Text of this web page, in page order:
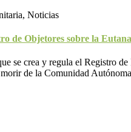
Noticias
de Objetores sobre la
se crea y regula el Registro
de la Comunidad